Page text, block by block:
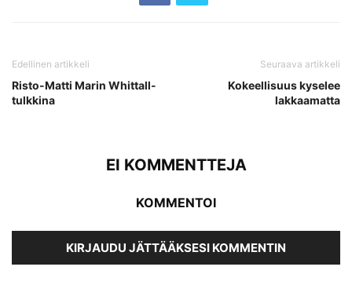
Edellinen artikkeli
Risto-Matti Marin Whittall-
tulkkina
Seuraava artikkeli
Kokeellisuus kyselee
lakkaamatta
EI KOMMENTTEJA
KOMMENTOI
KIRJAUDU JÄTTÄÄKSESI KOMMENTIN